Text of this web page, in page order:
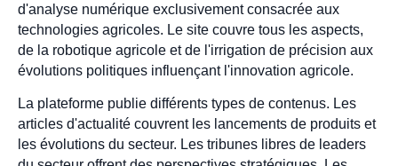
d'analyse numérique exclusivement consacrée aux
technologies agricoles. Le site couvre tous les aspects,
de la robotique agricole et de l'irrigation de précision aux
évolutions politiques influençant l'innovation agricole.
La plateforme publie différents types de contenus. Les
articles d'actualité couvrent les lancements de produits et
les évolutions du secteur. Les tribunes libres de leaders